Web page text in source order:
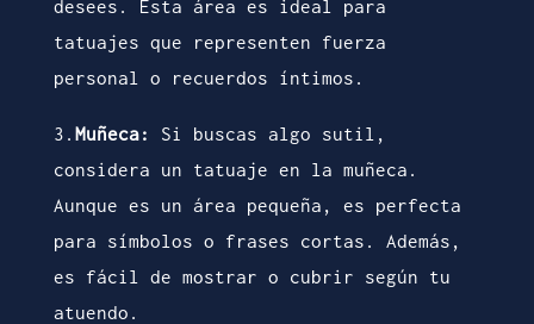
desees. Esta área es ideal para
tatuajes que representen fuerza
personal o recuerdos íntimos.
3. Muñeca:
Si buscas algo sutil,
considera un tatuaje en la muñeca.
Aunque es un área pequeña, es perfecta
para símbolos o frases cortas. Además,
es fácil de mostrar o cubrir según tu
atuendo.